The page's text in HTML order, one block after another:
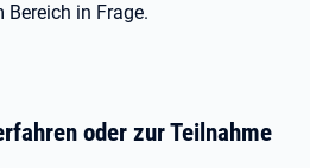
in Frage.
oder zur Teilnahme